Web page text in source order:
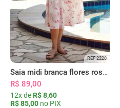
REF 2220
Saia midi branca flores rosas com bolsos
R$ 89,00
12x de R$ 8,60
R$ 85,00 no PIX